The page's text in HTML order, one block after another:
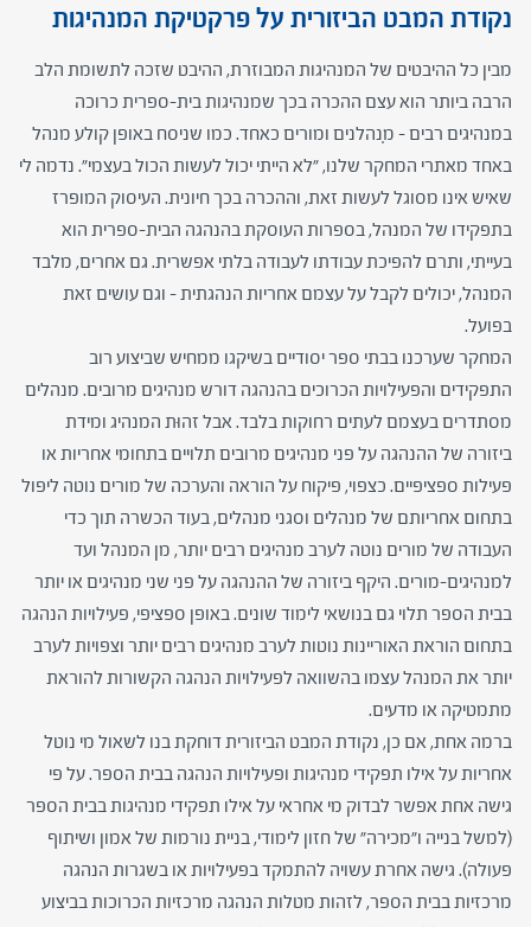
נקודת המבט הביזורית על פרקטיקת המנהיגות
מבין כל ההיבטים של המנהיגות המבוזרת, ההיבט שזכה לתשומת הלב
הרבה ביותר הוא עצם ההכרה בכך שמנהיגות בית-ספרית כרוכה
במנהיגים רבים – מִנהלנים ומורים כאחד. כמו שניסח באופן קולע מנהל
באחד מאתרי המחקר שלנו, "לא הייתי יכול לעשות הכול בעצמי". נדמה לי
שאיש אינו מסוגל לעשות זאת, וההכרה בכך חיונית. העיסוק המופרז
בתפקידו של המנהל, בספרות העוסקת בהנהגה הבית-ספרית הוא
בעייתי, ותרם להפיכת עבודתו לעבודה בלתי אפשרית. גם אחרים, מלבד
המנהל, יכולים לקבל על עצמם אחריות הנהגתית – וגם עושים זאת
בפועל.
המחקר שערכנו בבתי ספר יסודיים בשיקגו ממחיש שביצוע רוב
התפקידים והפעילויות הכרוכים בהנהגה דורש מנהיגים מרובים. מנהלים
מסתדרים בעצמם לעתים רחוקות בלבד. אבל זהוּת המנהיג ומידת
ביזורה של ההנהגה על פני מנהיגים מרובים תלויים בתחומי אחריות או
פעילות ספציפיים. כצפוי, פיקוח על הוראה והערכה של מורים נוטה ליפול
בתחום אחריותם של מנהלים וסגני מנהלים, בעוד הכשרה תוך כדי
העבודה של מורים נוטה לערב מנהיגים רבים יותר, מן המנהל ועד
למנהיגים-מורים. היקף ביזורה של ההנהגה על פני שני מנהיגים או יותר
בבית הספר תלוי גם בנושאי לימוד שונים. באופן ספציפי, פעילויות הנהגה
בתחום הוראת האוריינות נוטות לערב מנהיגים רבים יותר וצפויות לערב
יותר את המנהל עצמו בהשוואה לפעילויות הנהגה הקשורות להוראת
מתמטיקה או מדעים.
ברמה אחת, אם כן, נקודת המבט הביזורית דוחקת בנו לשאול מי נוטל
אחריות על אילו תפקידי מנהיגות ופעילויות הנהגה בבית הספר. על פי
גישה אחת אפשר לבדוק מי אחראי על אילו תפקידי מנהיגות בבית הספר
(למשל בנייה ו"מכירה" של חזון לימודי, בניית נורמות של אמון ושיתוף
פעולה). גישה אחרת עשויה להתמקד בפעילויות או בשגרות הנהגה
מרכזיות בבית הספר, לזהות מטלות הנהגה מרכזיות הכרוכות בביצוע